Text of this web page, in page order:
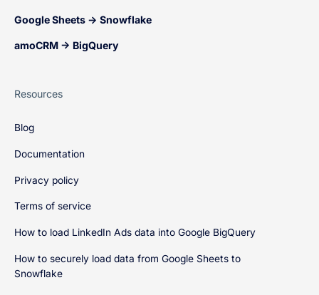
Google Sheets → Snowflake
amoCRM → BigQuery
Resources
Blog
Documentation
Privacy policy
Terms of service
How to load LinkedIn Ads data into Google BigQuery
How to securely load data from Google Sheets to
Snowflake